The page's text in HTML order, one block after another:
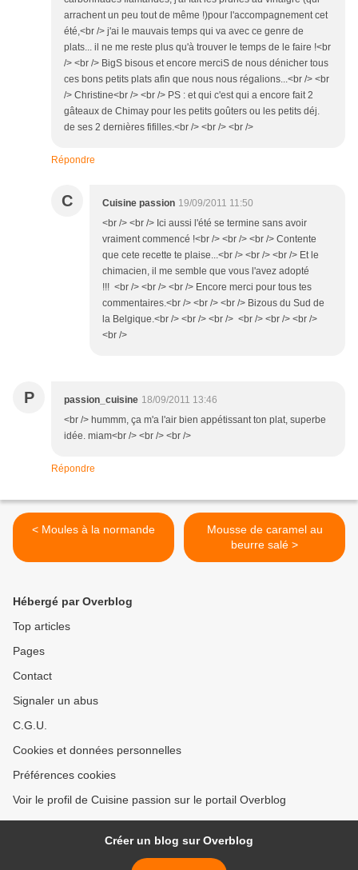
arrachent un peu tout de même !)pour l'accompagnement cet
été,<br /> j'ai le mauvais temps qui va avec ce genre de
plats... il ne me reste plus qu'à trouver le temps de le faire !<br
/> <br /> BigS bisous et encore merciS de nous dénicher tous
ces bons petits plats afin que nous nous régalions...<br /> <br
/> Christine<br /> <br /> PS : et qui c'est qui a encore fait 2
gâteaux de Chimay pour les petits goûters ou les petits déj.
de ses 2 dernières fifilles.<br /> <br /> <br />
Répondre
C Cuisine passion 19/09/2011 11:50
<br /> <br /> Ici aussi l'été se termine sans avoir
vraiment commencé !<br /> <br /> <br /> Contente
que cete recette te plaise...<br /> <br /> <br /> Et le
chimacien, il me semble que vous l'avez adopté
!!! <br /> <br /> <br /> Encore merci pour tous tes
commentaires.<br /> <br /> <br /> Bizous du Sud de
la Belgique.<br /> <br /> <br /> <br /> <br /> <br />
<br />
P passion_cuisine 18/09/2011 13:46
<br /> hummm, ça m'a l'air bien appétissant ton plat, superbe
idée. miam<br /> <br /> <br />
Répondre
< Moules à la normande
Mousse de caramel au
beurre salé >
Hébergé par Overblog
Top articles
Pages
Contact
Signaler un abus
C.G.U.
Cookies et données personnelles
Préférences cookies
Voir le profil de Cuisine passion sur le portail Overblog
Créer un blog sur Overblog